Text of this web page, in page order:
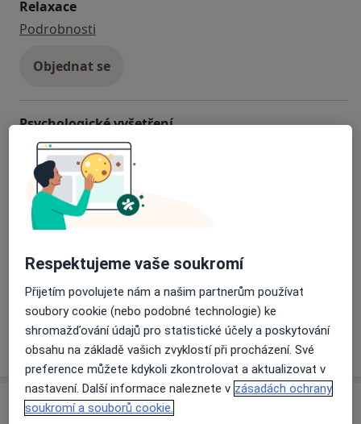
Relaxace
Podrobnosti
Objednat se
Psychologické vyšetření
Podrobnostipsychologické vyšetření
Krizová intervence
Podrobnostikrizová intervence
Psychologické konzultace
Podrobnosti psychologické konzultace
Jak fungují ceny?
Specialisté
Respektujeme vaše soukromí
Přijetím povolujete nám a našim partnerům používat
soubory cookie (nebo podobné technologie) ke
shromažďování údajů pro statistické účely a poskytování
obsahu na základě vašich zvyklostí při procházení. Své
preference můžete kdykoli zkontrolovat a aktualizovat v
nastavení. Další informace naleznete v zásadách ochrany
soukromí a souborů cookie.